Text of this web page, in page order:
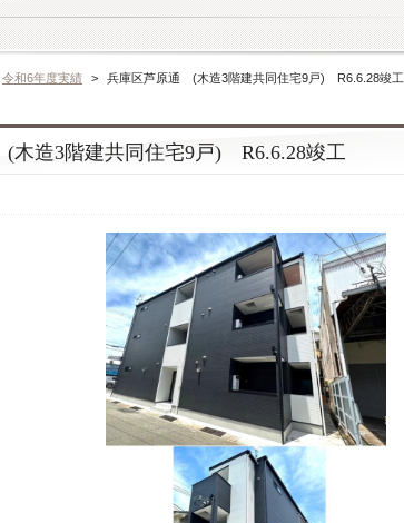
令和6年度実績 兵庫区芦原通 (木造3階建共同住宅9戸) R6.6.28竣工
造3階建共同住宅9戸) R6.6.28竣工